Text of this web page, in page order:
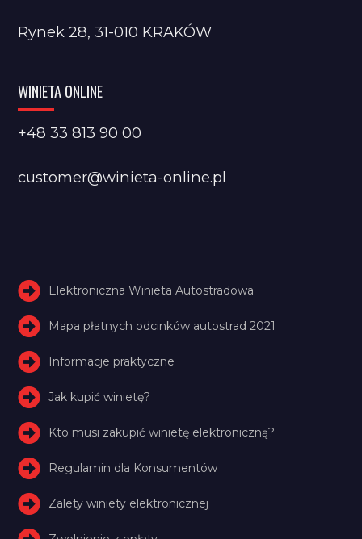
Rynek 28, 31-010 KRAKÓW
WINIETA ONLINE
+48 33 813 90 00
customer@winieta-online.pl
Elektroniczna Winieta Autostradowa
Mapa płatnych odcinków autostrad 2021
Informacje praktyczne
Jak kupić winietę?
Kto musi zakupić winietę elektroniczną?
Regulamin dla Konsumentów
Zalety winiety elektronicznej